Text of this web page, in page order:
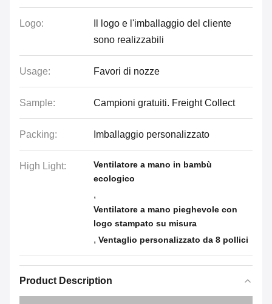
Logo:
Il logo e l'imballaggio del cliente
sono realizzabili
Usage: Favori di nozze
Sample: Campioni gratuiti. Freight Collect
Packing: Imballaggio personalizzato
High Light:
Ventilatore a mano in bambù
ecologico
,
Ventilatore a mano pieghevole con
logo stampato su misura
, Ventaglio personalizzato da 8 pollici
Product Description